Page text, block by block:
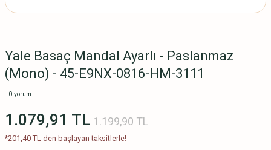
Yale Basaç Mandal Ayarlı - Paslanmaz
(Mono) - 45-E9NX-0816-HM-3111
0 yorum
1.079,91 TL 1.199,90 TL
*201,40 TL den başlayan taksitlerle!